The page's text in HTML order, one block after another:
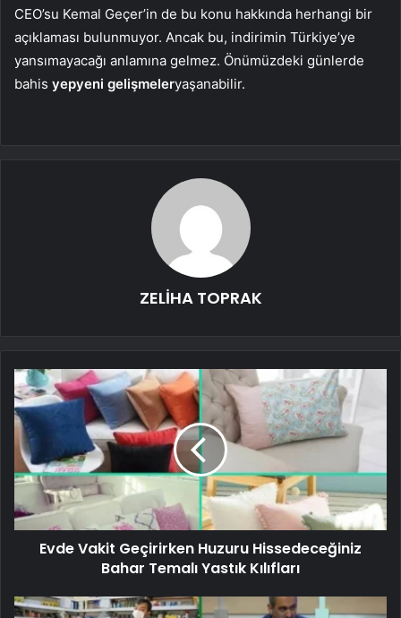
CEO’su Kemal Geçer’in de bu konu hakkında herhangi bir
açıklaması bulunmuyor. Ancak bu, indirimin Türkiye’ye
yansımayacağı anlamına gelmez. Önümüzdeki günlerde
bahis yepyeni gelişmeleryaşanabilir.
ZELİHA TOPRAK
Evde Vakit Geçirirken Huzuru Hissedeceğiniz
Bahar Temalı Yastık Kılıfları